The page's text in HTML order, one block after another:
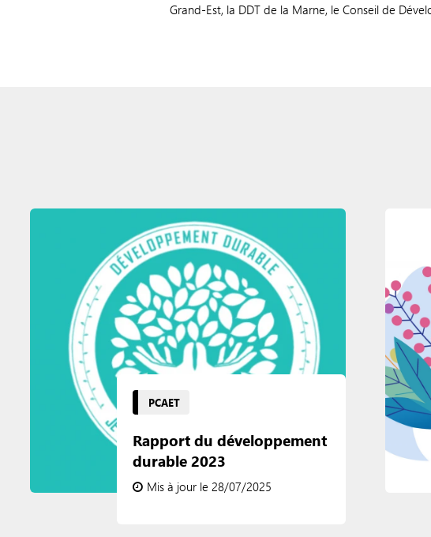
Grand-Est, la DDT de la Marne, le Conseil de
PCAET
Rapport du développement
durable 2023
Mis à jour le 28/07/2025